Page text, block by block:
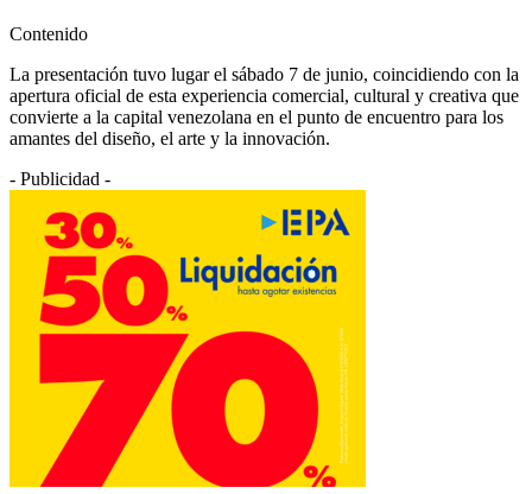
Contenido
La presentación tuvo lugar el sábado 7 de junio, coincidiendo con la
apertura oficial de esta experiencia comercial, cultural y creativa que
convierte a la capital venezolana en el punto de encuentro para los
amantes del diseño, el arte y la innovación.
- Publicidad -